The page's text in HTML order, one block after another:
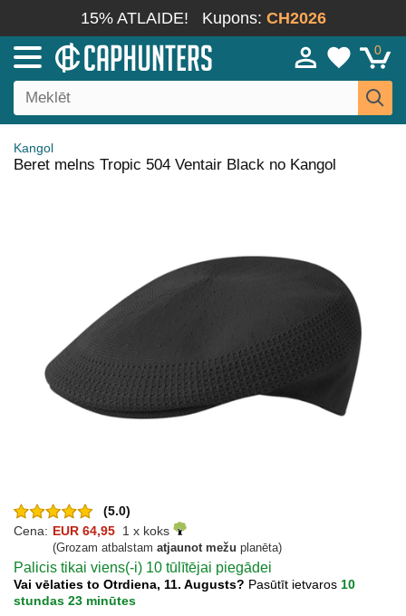
15% ATLAIDE! Kupons: CH2026
0
Kangol
Beret melns Tropic 504 Ventair Black no Kangol
(5.0)
Cena: EUR 64,95 1 x koks
(Grozam atbalstam atjaunot mežu planēta)
Palicis tikai viens(-i) 10 tūlītējai piegādei
Vai vēlaties to Otrdiena, 11. Augusts? Pasūtīt ietvaros 10
stundas 23 minūtes